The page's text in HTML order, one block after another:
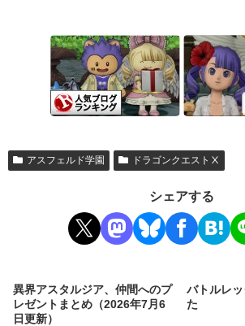
アスフェルド学園 ドラゴンクエストⅩ
シェアする
異界アスタルジア、仲間へのプ
レゼントまとめ（2026年7月6
日更新）
バトルレ
た